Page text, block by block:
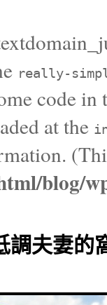
really-
code
at the
blog/
調夫妻的